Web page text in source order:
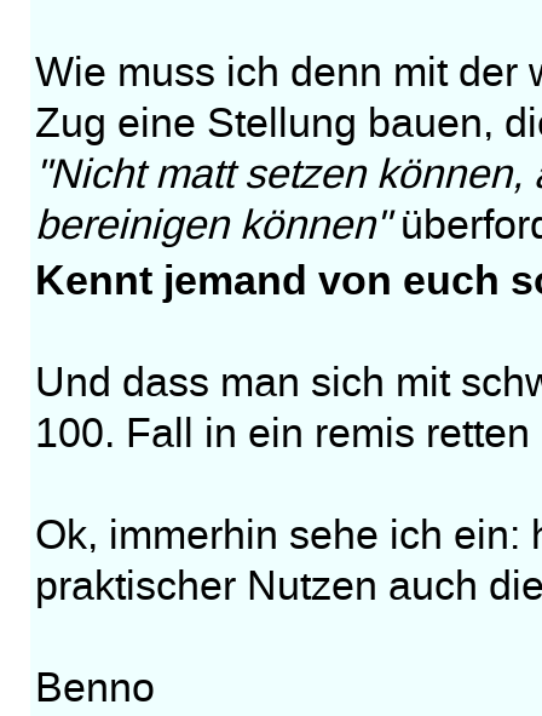
Wie muss ich denn mit
Zug eine Stellung bauen,
"Nicht matt setzen
bereinigen können"
Kennt jemand von euch
Und dass man sich mit
100. Fall in ein remis
Ok, immerhin sehe ich
praktischer Nutzen auch
Benno